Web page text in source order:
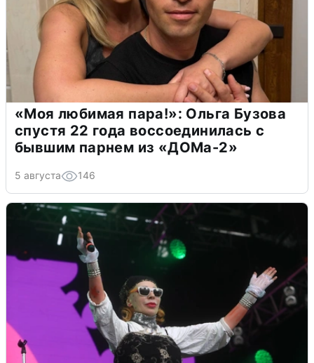
«Моя любимая пара!»: Ольга Бузова
спустя 22 года воссоединилась с
бывшим парнем из «ДОМа-2»
5 августа 146